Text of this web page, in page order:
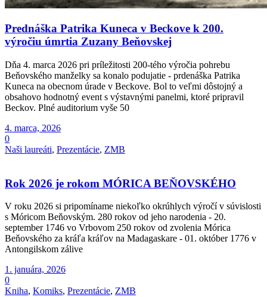
Prednáška Patrika Kuneca v Beckove k 200.
výročiu úmrtia Zuzany Beňovskej
Dňa 4. marca 2026 pri príležitosti 200-tého výročia pohrebu
Beňovského manželky sa konalo podujatie - prdenáška Patrika
Kuneca na obecnom úrade v Beckove. Bol to veľmi dôstojný a
obsahovo hodnotný event s výstavnými panelmi, ktoré pripravil
Beckov. Plné auditorium vyše 50
4. marca, 2026
0
Naši laureáti, Prezentácie, ZMB
Rok 2026 je rokom MÓRICA BEŇOVSKÉHO
V roku 2026 si pripomíname niekoľko okrúhlych výročí v súvislosti
s Móricom Beňovským. 280 rokov od jeho narodenia - 20.
september 1746 vo Vrbovom 250 rokov od zvolenia Mórica
Beňovského za kráľa kráľov na Madagaskare - 01. október 1776 v
Antongilskom zálive
1. januára, 2026
0
Kniha, Komiks, Prezentácie, ZMB